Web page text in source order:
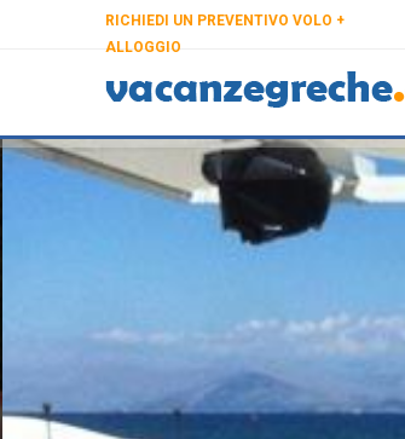
RICHIEDI UN PREVENTIVO VOLO +
ALLOGGIO